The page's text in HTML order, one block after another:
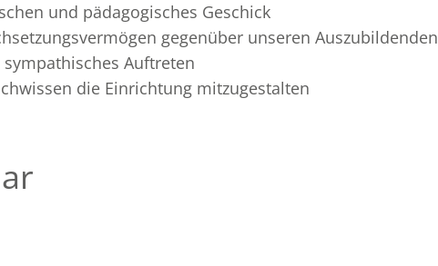
und pädagogisches Geschick
gegenüber unseren Auszubildenden
Auftreten
die Einrichtung mitzugestalten